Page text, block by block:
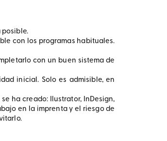
posible.
con los programas habituales.
con un buen sistema de
inicial. Solo es admisible, en
ha creado: Ilustrator, InDesign,
en la imprenta y el riesgo de